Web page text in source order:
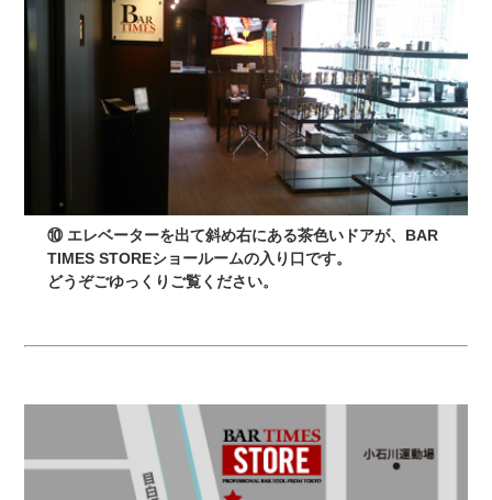
⑩ エレベーターを出て斜め右にある茶色いドアが、BAR
TIMES STOREショールームの入り口です。
どうぞごゆっくりご覧ください。